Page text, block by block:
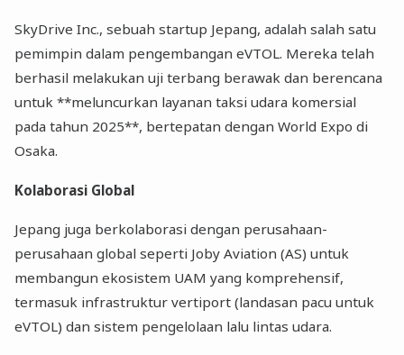
SkyDrive Inc., sebuah startup Jepang, adalah salah satu
pemimpin dalam pengembangan eVTOL. Mereka telah
berhasil melakukan uji terbang berawak dan berencana
untuk **meluncurkan layanan taksi udara komersial
pada tahun 2025**, bertepatan dengan World Expo di
Osaka.
Kolaborasi Global
Jepang juga berkolaborasi dengan perusahaan-
perusahaan global seperti Joby Aviation (AS) untuk
membangun ekosistem UAM yang komprehensif,
termasuk infrastruktur vertiport (landasan pacu untuk
eVTOL) dan sistem pengelolaan lalu lintas udara.